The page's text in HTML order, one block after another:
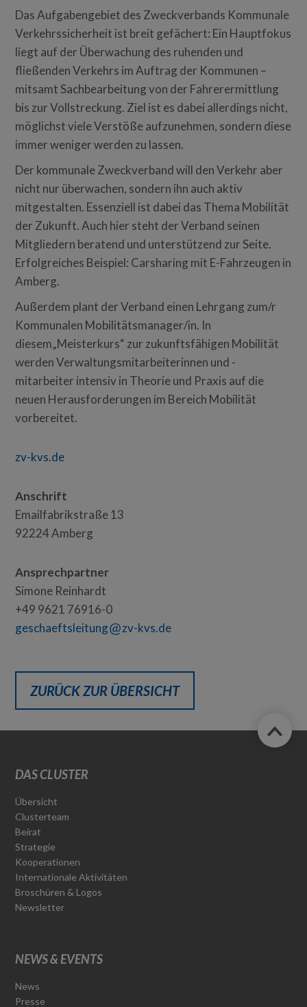
Das Aufgabengebiet des Zweckverbands Kommunale
Verkehrssicherheit ist breit gefächert: Ein Hauptfokus
liegt auf der Überwachung des ruhenden und
fließenden Verkehrs im Auftrag der Kommunen –
mitsamt Sachbearbeitung von der Fahrerermittlung
bis zur Vollstreckung. Ziel ist es dabei allerdings nicht,
möglichst viele Verstöße aufzunehmen, sondern diese
immer weniger werden zu lassen.
Der kommunale Zweckverband will den Verkehr aber
nicht nur überwachen, sondern ihn auch aktiv
mitgestalten. Essenziell ist dabei das Thema Mobilität
der Zukunft. Auch hier steht der Verband seinen
Mitgliedern beratend und unterstützend zur Seite.
Erfolgreiches Beispiel: Carsharing mit E-Fahrzeugen in
Amberg.
Außerdem plant der Verband einen Lehrgang zum/r
Kommunalen Mobilitätsmanager/in. In
diesem„Meisterkurs“ zur zukunftsfähigen Mobilität
werden Verwaltungsmitarbeiterinnen und -
mitarbeiter intensiv in Theorie und Praxis auf die
neuen Herausforderungen im Bereich Mobilität
vorbereitet.
zv-kvs.de
Anschrift
Emailfabrikstraße 13
92224 Amberg
Ansprechpartner
Simone Reinhardt
+49 9621 76916-0
geschaeftsleitung
zv-kvs.de
ZURÜCK ZUR ÜBERSICHT
DAS CLUSTER
Übersicht
Clusterteam
Beirat
Strategie
Kooperationen
Internationale Aktivitäten
Broschüren & Logos
Newsletter
NEWS & EVENTS
News
Presse